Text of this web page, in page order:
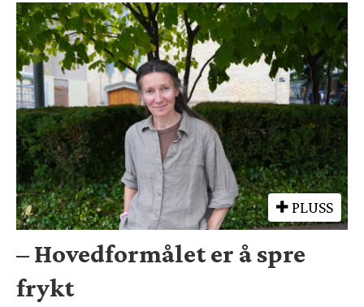
PLUSS
– Hovedformålet er å spre
frykt